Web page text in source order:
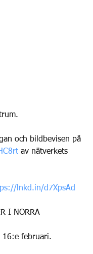
och bildbevisen på
av nätverkets
lnkd.in/d7XpsAd
I NORRA
16:e februari.